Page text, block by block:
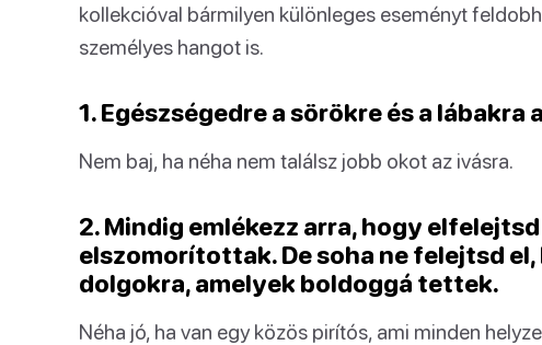
kollekcióval bármilyen különleges eseményt
személyes hangot is.
1. Egészségedre a sörökre és a
Nem baj, ha néha nem találsz jobb okot az ivásra.
2. Mindig emlékezz arra, hogy
elszomorítottak. De soha ne felejtsd el,
dolgokra, amelyek boldoggá tettek.
Néha jó, ha van egy közös pirítós, ami minden